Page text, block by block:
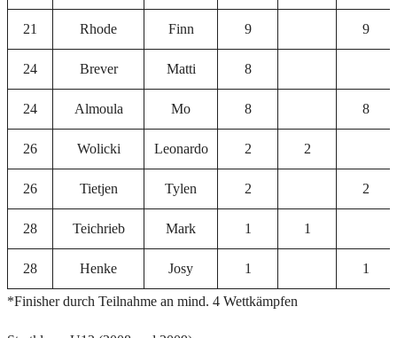
21 Rhode Finn 9 9
24 Brever Matti 8
24 Almoula Mo 8 8
26 Wolicki Leonardo 2 2
26 Tietjen Tylen 2 2
28 Teichrieb Mark 1 1
28 Henke Josy 1 1
*Finisher durch Teilnahme an mind. 4 Wettkämpfen